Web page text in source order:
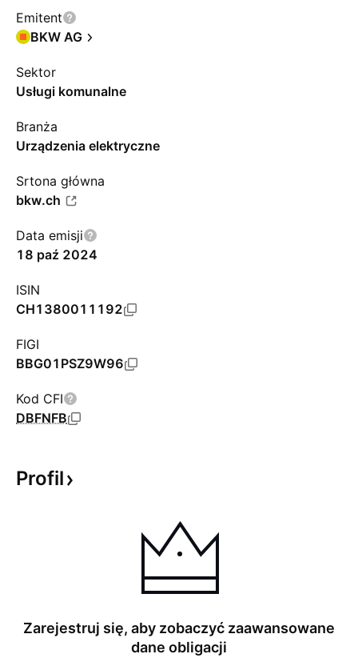
Emitent
BKW AG
Sektor
Usługi komunalne
Branża
Urządzenia elektryczne
Srtona główna
bkw.ch
Data emisji
18 paź 2024
ISIN
CH1380011192
FIGI
BBG01PSZ9W96
Kod CFI
DBFNFB
Profil
Zarejestruj się, aby zobaczyć zaawansowane
dane obligacji